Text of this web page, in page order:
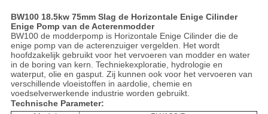
BW100 18.5kw 75mm Slag de Horizontale Enige Cilinder
Enige Pomp van de Acterenmodder
BW100 de modderpomp is Horizontale Enige Cilinder die de
enige pomp van de acterenzuiger vergelden. Het wordt
hoofdzakelijk gebruikt voor het vervoeren van modder en water
in de boring van kern. Techniekexploratie, hydrologie en
waterput, olie en gasput. Zij kunnen ook voor het vervoeren van
verschillende vloeistoffen in aardolie, chemie en
voedselverwerkende industrie worden gebruikt.
Technische Parameter: